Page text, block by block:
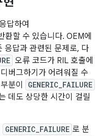
답하여
환할 수 있습니다. OEM에
답과 관련된 문제로, 다
오류 코드가 RIL 호출에
버그하기가 어려워질 수
분이
GENERIC_FAILURE
데도 상당한 시간이 걸릴
GENERIC_FAILURE 로 분